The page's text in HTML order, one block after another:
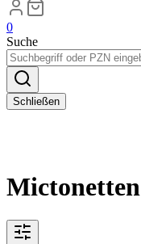
0
Suche
Schließen
Mictonetten